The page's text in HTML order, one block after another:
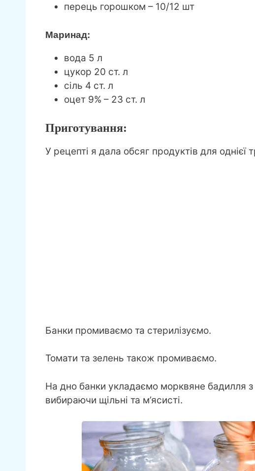
перець горошком – 10/12 шт
Маринад:
вода 5 л
цукор 20 ст. л
сіль 4 ст. л
оцет 9% – 23 ст. л
Приготування:
У рецепті я дала обсяг продуктів для однієї
Банки промиваємо та стерилізуємо.
Томати та зелень також промиваємо.
На дно банки укладаємо морквяне бадилля
вибираючи щільні та м’ясисті.